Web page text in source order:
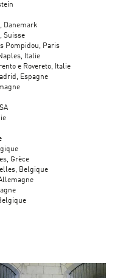
Danemark
Suisse
Pompidou, Paris
Italie
e Rovereto, Italie
Espagne
Grèce
Belgique